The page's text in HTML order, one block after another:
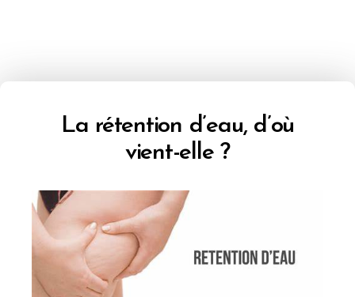
La rétention d’eau, d’où
vient-elle ?